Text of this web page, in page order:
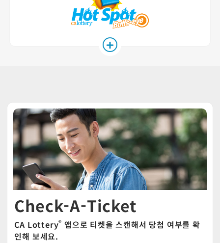
Check-A-Ticket
CA Lottery® 앱으로 티켓을 스캔해서 당첨 여부를 확
인해 보세요.